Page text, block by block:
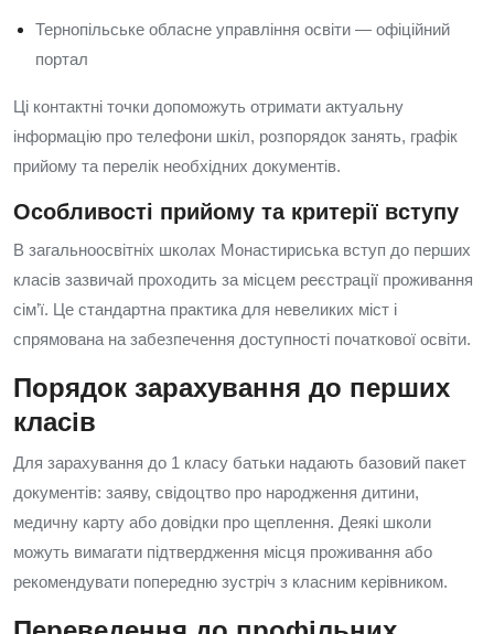
Тернопільське обласне управління освіти — офіційний
портал
Ці контактні точки допоможуть отримати актуальну
інформацію про телефони шкіл, розпорядок занять, графік
прийому та перелік необхідних документів.
Особливості прийому та критерії вступу
В загальноосвітніх школах Монастириська вступ до перших
класів зазвичай проходить за місцем реєстрації проживання
сім’ї. Це стандартна практика для невеликих міст і
спрямована на забезпечення доступності початкової освіти.
Порядок зарахування до перших
класів
Для зарахування до 1 класу батьки надають базовий пакет
документів: заяву, свідоцтво про народження дитини,
медичну карту або довідки про щеплення. Деякі школи
можуть вимагати підтвердження місця проживання або
рекомендувати попередню зустріч з класним керівником.